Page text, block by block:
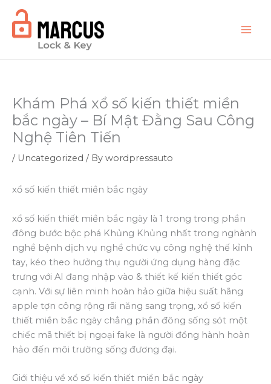
content
Khám Phá xổ số kiến thiết miền
bắc ngày – Bí Mật Đằng Sau Công
Nghệ Tiên Tiến
/ Uncategorized / By wordpressauto
xổ số kiến thiết miền bắc ngày
xổ số kiến thiết miền bắc ngày là 1 trong trong phần
đông bước bộc phá Khủng Khủng nhất trong nghành
nghề bệnh dịch vụ nghề chức vụ công nghệ thế kỉnh
tay, kéo theo hưởng thụ người ứng dụng hàng đặc
trưng với AI đang nhập vào & thiết kế kiến thiết góc
cạnh. Với sự liên minh hoàn hảo giữa hiệu suất hãng
apple tợn công rộng rãi năng sang trọng, xổ số kiến
thiết miền bắc ngày chẳng phần đông sống sót một
chiếc mã thiết bị ngoại fake là người đồng hành hoàn
hảo đến môi trường sống đương đại.
Giới thiệu về xổ số kiến thiết miền bắc ngày